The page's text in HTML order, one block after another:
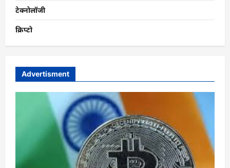
टेक्नोलॉजी
क्रिप्टो
Advertisment